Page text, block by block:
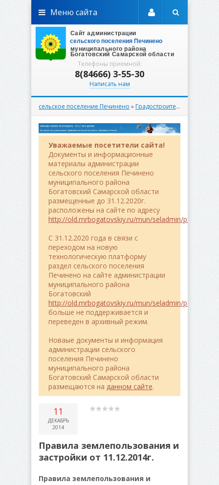
Телефоны приемной:
8(84666) 3-55-30
Написать нам
Меню сайта
сельское поселение Печинено »Градостроительство
Уважаемые посетители сайта!
Документы и информационные
материалы администрации
сельского поселения Печинено
муниципального района
Богатовский Самарской области
размещенные до 31.12.2020г.
расположены на сайте по адресу
http://old.mrbogatovskiy.ru/mun/seladmin/pe4ineno/
C 31.12.2020 года в связи с
переходом на новую
технологическую платформу
раздел сельского поселения
Печинено на сайте администрации
муниципального района
Богатовский
http://old.mrbogatovskiy.ru/mun/seladmin/pe4ineno/
больше не поддерживается и
переведен в архивный режим.
Новаые документы и информация
администрации сельского
поселения Печинено
муниципального района
Богатовский Самарской области
размещаются на данном сайте.
11
ДЕКАБРЬ
2014
Правила землепользования и
застройки от 11.12.2014г.
Правила землепользования и